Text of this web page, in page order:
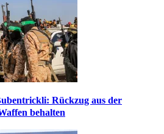
Rückzug aus der
behalten